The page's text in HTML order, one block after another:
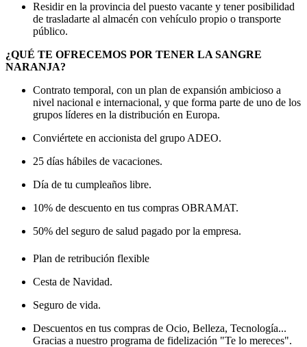
Residir en la provincia del puesto vacante y tener posibilidad
de trasladarte al almacén con vehículo propio o transporte
público.
¿QUÉ TE OFRECEMOS POR TENER LA SANGRE
NARANJA?
Contrato temporal, con un plan de expansión ambicioso a
nivel nacional e internacional, y que forma parte de uno de los
grupos líderes en la distribución en Europa.
Conviértete en accionista del grupo ADEO.
25 días hábiles de vacaciones.
Día de tu cumpleaños libre.
10% de descuento en tus compras OBRAMAT.
50% del seguro de salud pagado por la empresa.
Plan de retribución flexible
Cesta de Navidad.
Seguro de vida.
Descuentos en tus compras de Ocio, Belleza, Tecnología...
Gracias a nuestro programa de fidelización "Te lo mereces".